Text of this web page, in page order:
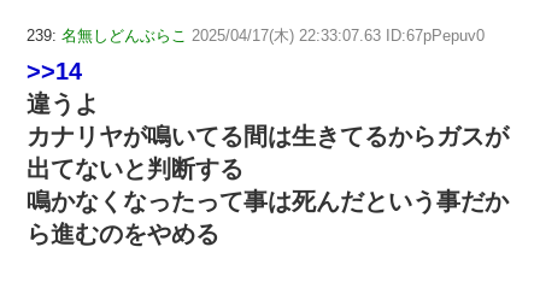
239: 名無しどんぶらこ 2025/04/17(木) 22:33:07.63 ID:67pPepuv0
>>14
違うよ
カナリヤが鳴いてる間は生きてるからガスが
出てないと判断する
鳴かなくなったって事は死んだという事だか
ら進むのをやめる